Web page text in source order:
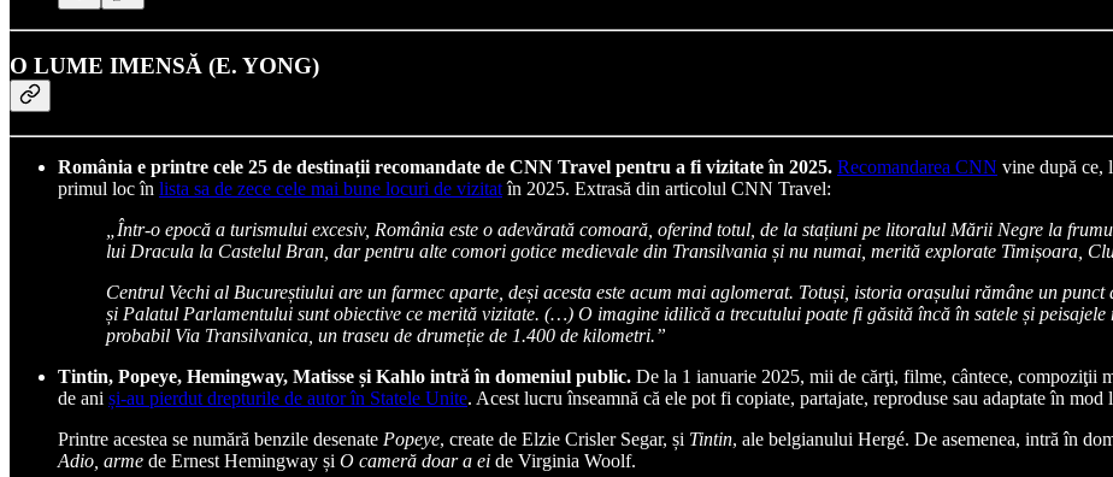
O LUME IMENSĂ (E. YONG)
România e printre cele 25 de destinații recomandate de CNN Travel pentru a fi vizitate în 2025. Recomandarea CNN vine după ce,
primul loc în lista sa de zece cele mai bune locuri de vizitatîn 2025. Extrasă din articolul CNN Travel:
„Într-o epocă a turismului excesiv, România este o adevărată comoară, oferind totul, de la stațiuni pe litoralul Mării Negre la
lui Dracula la Castelul Bran, dar pentru alte comori gotice medievale din Transilvania și nu numai, merită explorate Timișoara,
Centrul Vechi al Bucureștiului are un farmec aparte, deși acesta este acum mai aglomerat. Totuși, istoria orașului rămâne un
și Palatul Parlamentului sunt obiective ce merită vizitate. (…) O imagine idilică a trecutului poate fi găsită încă în satele și
probabil Via Transilvanica, un traseu de drumeție de 1.400 de kilometri.”
Tintin, Popeye, Hemingway, Matisse și Kahlo intră în domeniul public. De la 1 ianuarie 2025, mii de cărţi, filme, cântece, compoziţii
de ani și-au pierdut drepturile de autor în Statele Unite. Acest lucru înseamnă că ele pot fi copiate, partajate, reproduse sau adaptate în mod
Printre acestea se numără benzile desenate Popeye, create de Elzie Crisler Segar, și Tintin, ale belgianului Hergé. De asemenea, intră în
Adio, arme de Ernest Hemingway și O cameră doar a ei de Virginia Woolf.